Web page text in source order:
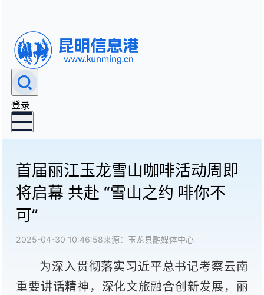
登录
首届丽江玉龙雪山咖啡活动周即
将启幕 共赴 “雪山之约 啡你不
可”
2025-04-30 10:46:58来源：玉龙县融媒体中心
为深入贯彻落实习近平总书记考察云南
重要讲话精神，深化文旅融合创新发展，丽